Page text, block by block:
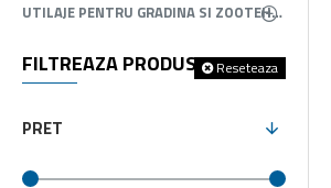
UTILAJE PENTRU GRADINA SI ZOOTEHNIE
FILTREAZA PRODUSELEReseteaza
PRET